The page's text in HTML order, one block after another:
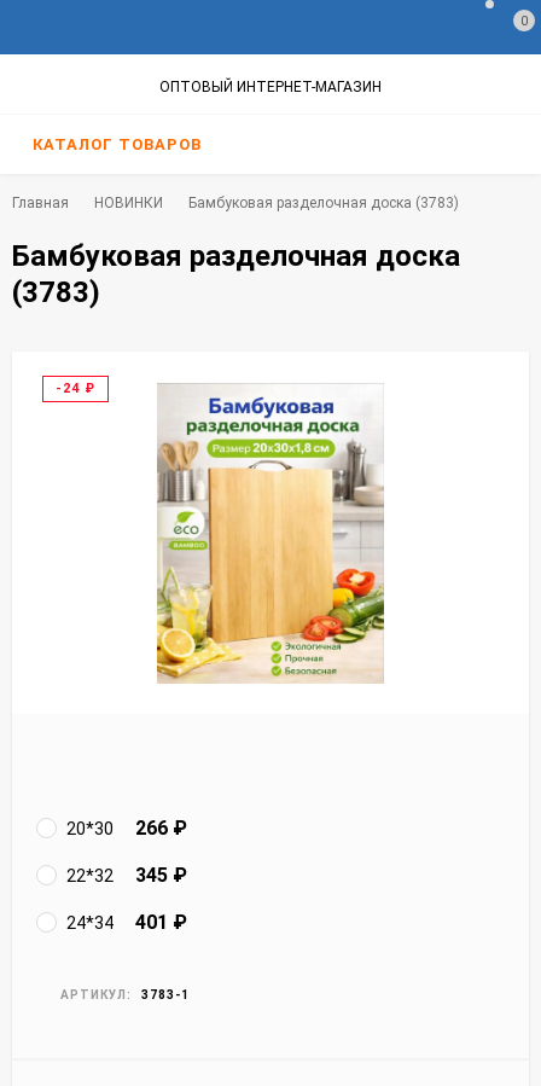
0
ОПТОВЫЙ ИНТЕРНЕТ-МАГАЗИН
КАТАЛОГ ТОВАРОВ
Главная НОВИНКИ Бамбуковая разделочная доска (3783)
Бамбуковая разделочная доска
(3783)
-24 ₽
20*30 266 ₽
22*32 345 ₽
24*34 401 ₽
АРТИКУЛ: 3783-1